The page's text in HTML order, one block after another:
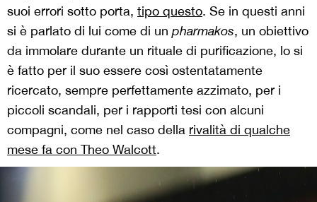
suoi errori sotto porta, tipo questo. Se in questi anni
si è parlato di lui come di un pharmakos, un obiettivo
da immolare durante un rituale di purificazione, lo si
è fatto per il suo essere così ostentatamente
ricercato, sempre perfettamente azzimato, per i
piccoli scandali, per i rapporti tesi con alcuni
compagni, come nel caso della rivalità di qualche
mese fa con Theo Walcott.